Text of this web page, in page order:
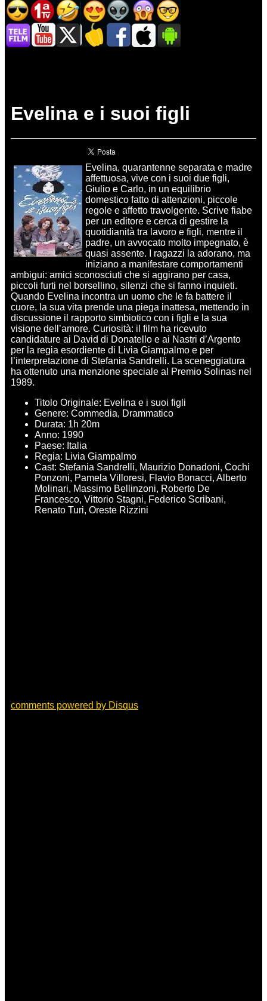
Evelina e i suoi figli
Evelina, quarantenne separata e madre
affettuosa, vive con i suoi due figli,
Giulio e Carlo, in un equilibrio
domestico fatto di attenzioni, piccole
regole e affetto travolgente. Scrive fiabe
per un editore e cerca di gestire la
quotidianità tra lavoro e figli, mentre il
padre, un avvocato molto impegnato, è
quasi assente. I ragazzi la adorano, ma
iniziano a manifestare comportamenti
ambigui: amici sconosciuti che si aggirano per casa,
piccoli furti nel borsellino, silenzi che si fanno inquieti.
Quando Evelina incontra un uomo che le fa battere il
cuore, la sua vita prende una piega inattesa, mettendo in
discussione il rapporto simbiotico con i figli e la sua
visione dell’amore. Curiosità: il film ha ricevuto
candidature ai David di Donatello e ai Nastri d’Argento
per la regia esordiente di Livia Giampalmo e per
l’interpretazione di Stefania Sandrelli. La sceneggiatura
ha ottenuto una menzione speciale al Premio Solinas nel
1989.
Titolo Originale: Evelina e i suoi figli
Genere: Commedia, Drammatico
Durata: 1h 20m
Anno: 1990
Paese: Italia
Regia: Livia Giampalmo
Cast: Stefania Sandrelli, Maurizio Donadoni, Cochi
Ponzoni, Pamela Villoresi, Flavio Bonacci, Alberto
Molinari, Massimo Bellinzoni, Roberto De
Francesco, Vittorio Stagni, Federico Scribani,
Renato Turi, Oreste Rizzini
comments powered by Disqus